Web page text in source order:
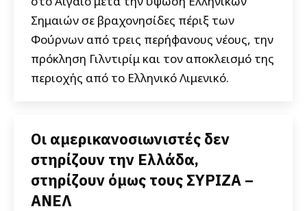
Σημαιών σε βραχονησίδες πέριξ των
Φούρνων από τρεις περήφανους νέους, την
πρόκληση Γιλντιρίμ και τον αποκλεισμό της
περιοχής από το Ελληνικό Λιμενικό.
Οι αμερικανοσιωνιστές δεν
στηρίζουν την Ελλάδα,
στηρίζουν όμως τους ΣΥΡΙΖΑ –
ΑΝΕΛ